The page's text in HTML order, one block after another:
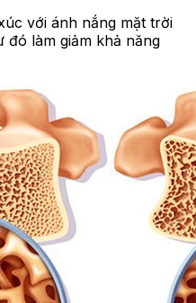
với ánh nắng mặt trời
đó làm giảm khả năng